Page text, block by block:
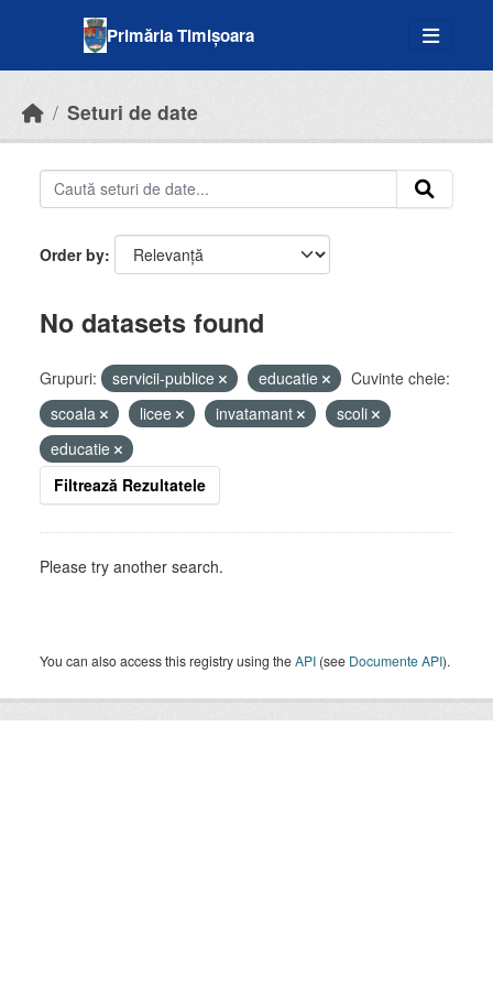
Primăria Timișoara
Seturi de date
Order by
No datasets found
Grupuri: servicii-publice educatie
Cuvinte cheie:
scoala
licee invatamant
scoli
educatie
Filtrează Rezultatele
Please try another search.
You can also access this registry using theAPI (see Documente API).